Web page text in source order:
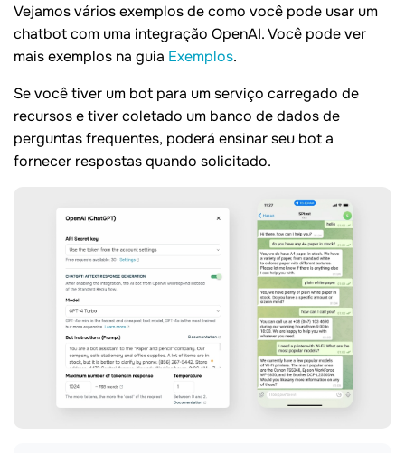
Vejamos vários exemplos de como você pode usar um
chatbot com uma integração OpenAI. Você pode ver
mais exemplos na guia Exemplos.
Se você tiver um bot para um serviço carregado de
recursos e tiver coletado um banco de dados de
perguntas frequentes, poderá ensinar seu bot a
fornecer respostas quando solicitado.